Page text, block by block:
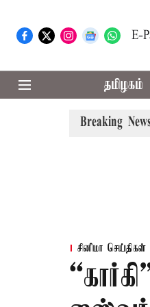
E-
தமிழகம்
Breaking
மறுவரையறை பாதிக்கும்:
சினிமா செய்திகள்